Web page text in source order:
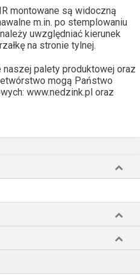
montowane są widoczną
m.in. po stemplowaniu
uwzględniać kierunek
na stronie tylnej.
palety produktowej oraz
mogą Państwo
www.nedzink.pl oraz